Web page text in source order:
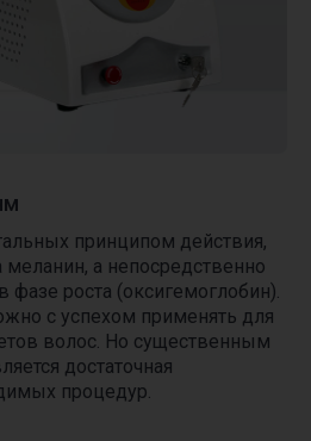
принципом действия,
меланин, а непосредственно
фазе роста (оксигемоглобин).
с успехом применять для
волос. Но существенным
достаточная
процедур.